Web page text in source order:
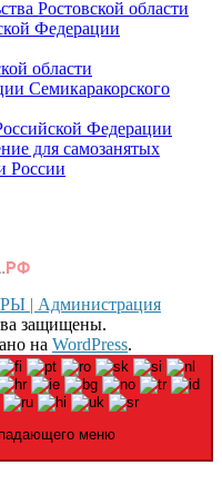
| Администрация
защищены.
на WordPress.